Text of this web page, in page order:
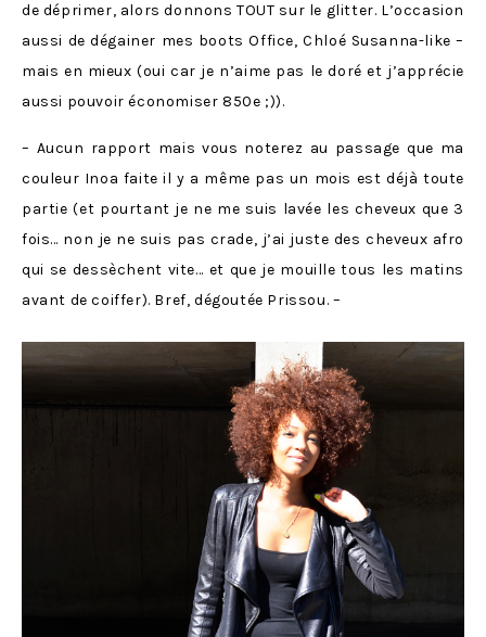
de déprimer, alors donnons TOUT sur le glitter. L’occasion
aussi de dégainer mes boots Office, Chloé Susanna-like –
mais en mieux (oui car je n’aime pas le doré et j’apprécie
aussi pouvoir économiser 850e ;)).
– Aucun rapport mais vous noterez au passage que ma
couleur Inoa faite il y a même pas un mois est déjà toute
partie (et pourtant je ne me suis lavée les cheveux que 3
fois… non je ne suis pas crade, j’ai juste des cheveux afro
qui se dessèchent vite… et que je mouille tous les matins
avant de coiffer). Bref, dégoutée Prissou. –